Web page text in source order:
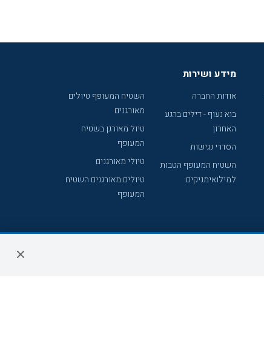
מידע ושירות
אודות החברה
בוא נעוף - דילים ברגע
האחרון
הסדרי נגישות
השטיח המעופף הטבות
למילואימניקים
השטיח המעופף טיולים
מאורגנים
טיול מאורגן בשטיח
המעופף
טיולי מאורגנים
טיולים מאורגנים השטיח
המעופף